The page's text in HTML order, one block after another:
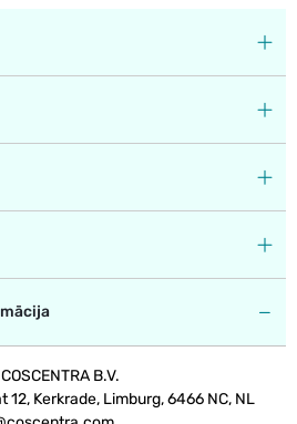
COSCENTRA B.V.
Kerkrade, Limburg, 6466 NC, NL